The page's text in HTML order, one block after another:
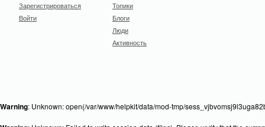
Зарегистрироваться
Войти
Топики
Блоги
Люди
Активность
Warning: Unknown: open(/var/www/helpkit/data/mod-tmp/